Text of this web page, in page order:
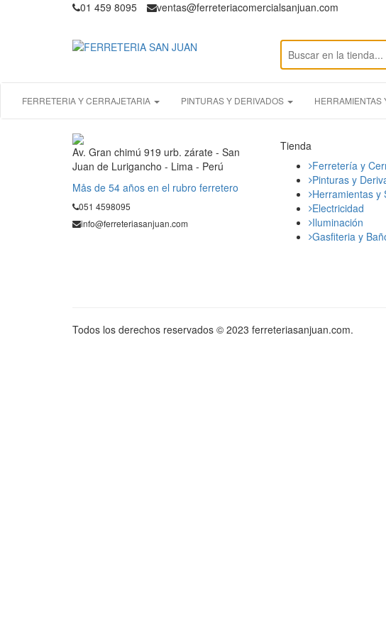
01 459 8095 ventas@ferreteriacomercialsanjuan.com
FERRETERIA Y CERRAJETARIA PINTURAS Y DERIVADOS HERRAMIENTAS
Av. Gran chimú 919 urb. zárate - San
Juan de Lurigancho - Lima - Perú
Mås de 54 años en el rubro ferretero
051 4598095
info@ferreteriasanjuan.com
Tienda
Ferretería y
Pinturas y
Herramientas y
Electricidad
Iluminación
Gasfiteria y
Todos los derechos reservados © 2023 ferreteriasanjuan.com.